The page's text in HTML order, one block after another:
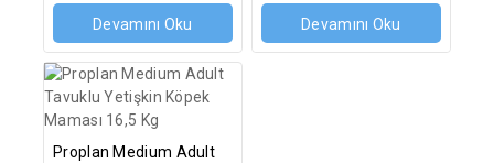
üzerinden
Devamını Oku
üzerinden
Devamını Oku
Proplan Medium Adult